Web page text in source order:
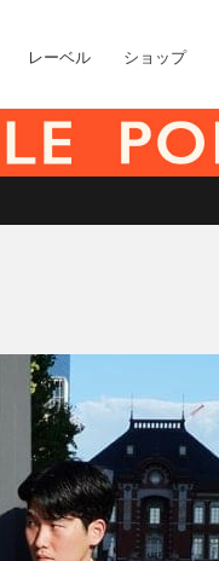
レーベル ショップ